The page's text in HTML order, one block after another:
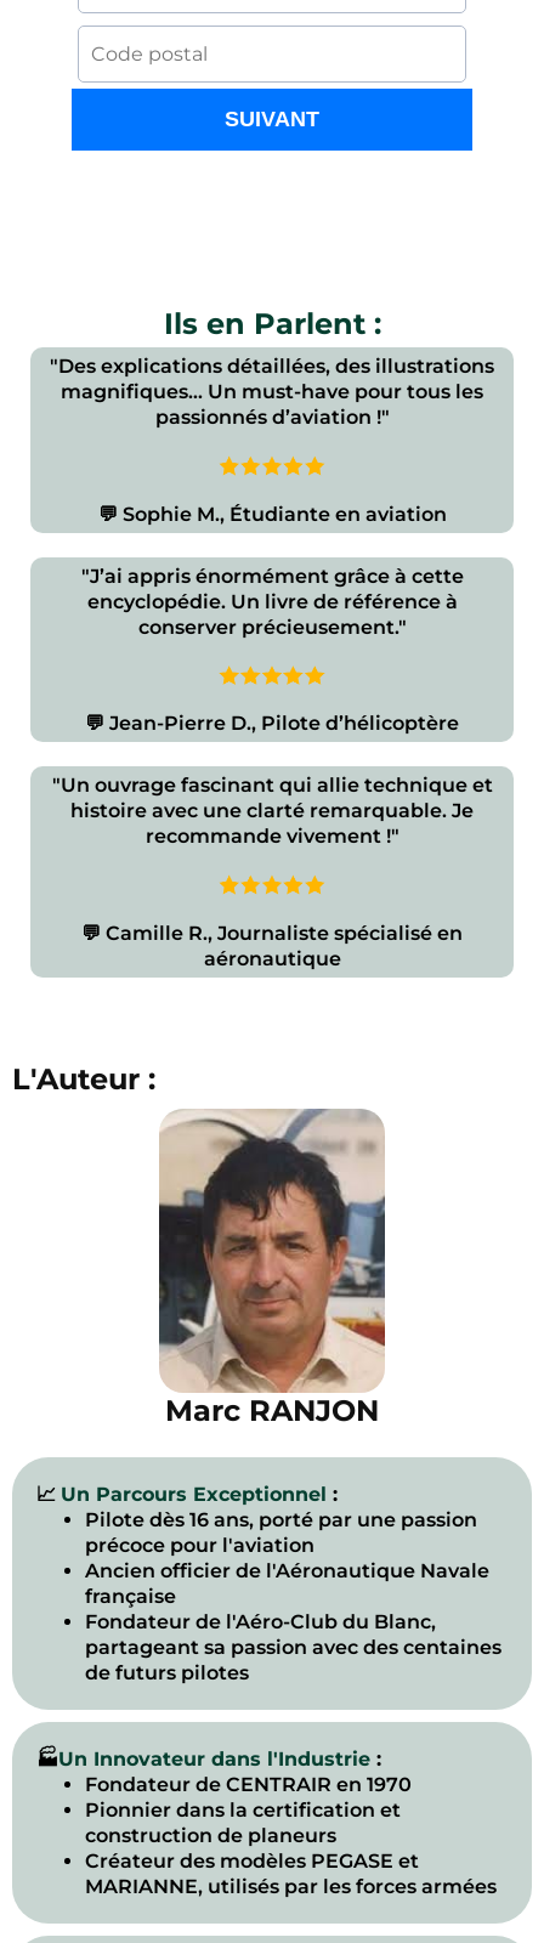
SUIVANT
Ils en Parlent :
"Des explications détaillées, des illustrations
magnifiques… Un must-have pour tous les
passionnés d’aviation !"
💬 Sophie M., Étudiante en aviation
"J’ai appris énormément grâce à cette
encyclopédie. Un livre de référence à
conserver précieusement."
💬 Jean-Pierre D., Pilote d’hélicoptère
"Un ouvrage fascinant qui allie technique et
histoire avec une clarté remarquable. Je
recommande vivement !"
💬 Camille R., Journaliste spécialisé en
aéronautique
L'Auteur :
Marc RANJON
📈 Un Parcours Exceptionnel :
Pilote dès 16 ans, porté par une passion
précoce pour l'aviation
Ancien officier de l'Aéronautique Navale
française
Fondateur de l'Aéro-Club du Blanc,
partageant sa passion avec des centaines
de futurs pilotes
🏭Un Innovateur dans l'Industrie :
Fondateur de CENTRAIR en 1970
Pionnier dans la certification et
construction de planeurs
Créateur des modèles PEGASE et
MARIANNE, utilisés par les forces armées